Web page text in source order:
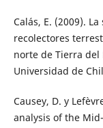
Calás, E. (2009).
recolectores
norte de Tierra del
Universidad de
Causey, D. y
analysis of the